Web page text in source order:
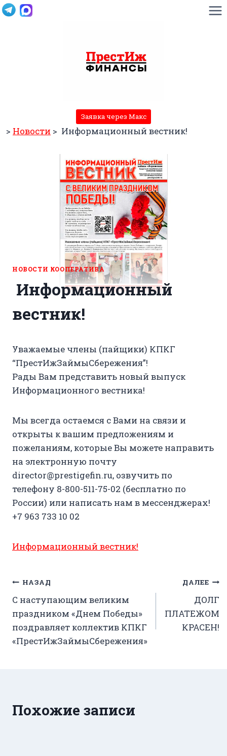
Перейти
Заявка через Макс
> Новости > Информационный вестник!
НОВОСТИ КООПЕРАТИВА
Информационный
вестник!
Уважаемые члены (пайщики) КПКГ
“ПрестИжЗаймыСбережения”!
Рады Вам представить новый выпуск
Информационного вестника!
Мы всегда остаемся с Вами на связи и
открыты к вашим предложениям и
пожеланиям, которые Вы можете направить
на электронную почту
director@prestigefin.ru, озвучить по
телефону 8-800-511-75-02 (бесплатно по
России) или написать нам в мессенджерах!
+7 963 733 10 02
Информационный вестник!
Навигация
по
записям
НАЗАД
С наступающим великим
праздником «Днем Победы»
поздравляет коллектив КПКГ
«ПрестИжЗаймыСбережения»
ДАЛЕЕ
ДОЛГ
ПЛАТЕЖОМ
КРАСЕН!
Похожие записи